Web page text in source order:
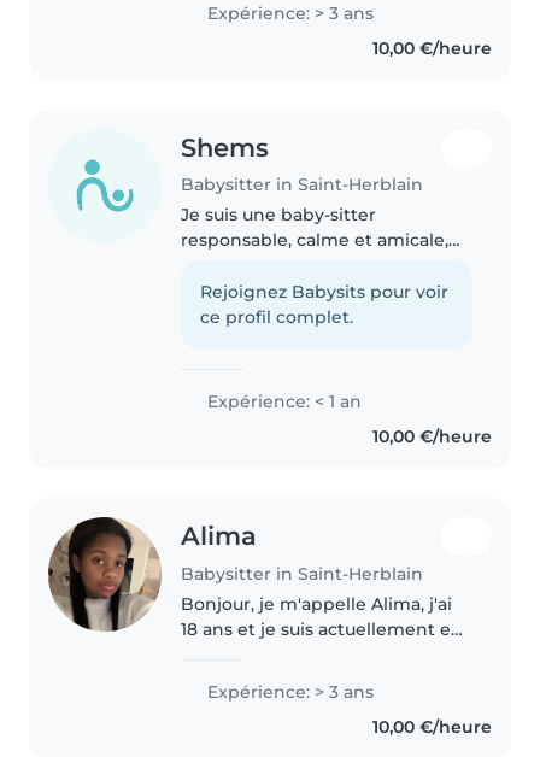
suis très bavarde, j'aime
beaucoup les études manuelles,..
Expérience: > 3 ans
10,00 €/heure
Shems
Babysitter in Saint-Herblain
Je suis une baby-sitter
responsable, calme et amicale,
Je suis certifiée en premiers
secours et je parle couramment
Rejoignez Babysits pour voir
ce profil complet.
Expérience: < 1 an
10,00 €/heure
Alima
Babysitter in Saint-Herblain
Bonjour, je m'appelle Alima, j'ai
18 ans et je suis actuellement en
plusieurs années d'expérience
avec les enfants, notamment
grâce à la garde de ma petite..
Expérience: > 3 ans
10,00 €/heure